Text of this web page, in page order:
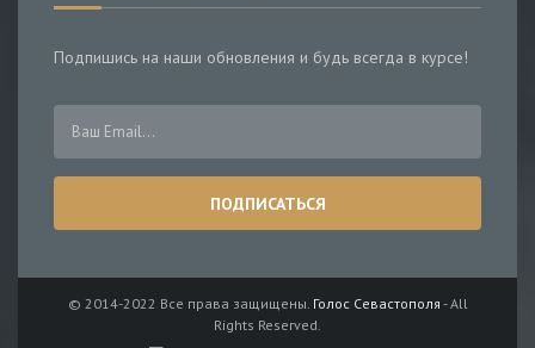
Подпишись на наши обновления и будь всегда в курсе!
© 2014-2022 Все права защищены. Голос Севастополя - All
Rights Reserved.